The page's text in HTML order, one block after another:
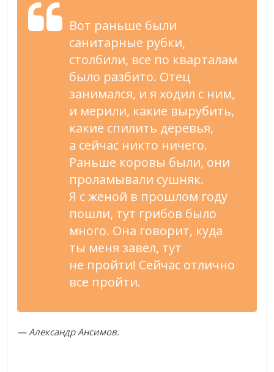
Вот раньше были
санитарные рубки,
столбили, все по кварталам
было разбито. Отец
занимался, и я ходил с ним,
и мерили, какие вырубить,
какие спилить деревья,
а сейчас никто ничего.
Раньше коровы были, они
проламывали сушняк.
Я с женой в прошлом году
пошли, тут грибов было
много. Она говорит, куда
ты меня завел, тут
не пройти! Сейчас отлично
все пройти.
— Александр Ансимов.